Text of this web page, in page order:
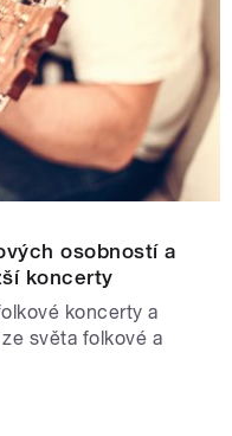
osobností a
koncerty
koncerty a
světa folkové a